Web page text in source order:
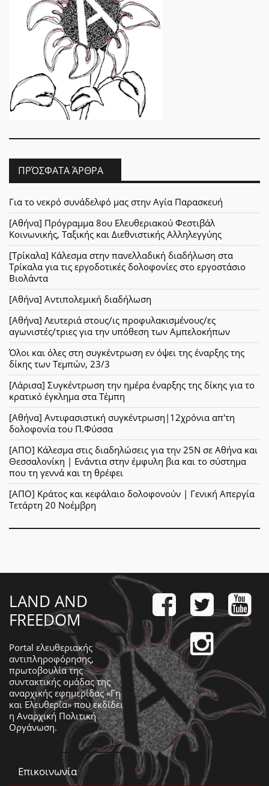
ΠΡΌΣΦΑΤΑ ΆΡΘΡΑ
Για το νεκρό συνάδελφό μας στην Αγία Παρασκευή
[Αθήνα] Πρόγραμμα 8ου Ελευθεριακού Φεστιβάλ
Κοινωνικής, Ταξικής και Διεθνιστικής Αλληλεγγύης
[Τρίκαλα] Κάλεσμα στην πανελλαδική διαδήλωση στα
Τρίκαλα για τις εργοδοτικές δολοφονίες στο εργοστάσιο
Βιολάντα
[Αθήνα] Αντιπολεμική διαδήλωση
[Αθήνα] Λευτεριά στους/ις προφυλακισμένους/ες
αγωνιστές/τριες για την υπόθεση των Αμπελοκήπων
Όλοι και όλες στη συγκέντρωση εν όψει της έναρξης της
δίκης των Τεμπών, 23/3
[Λάρισα] Συγκέντρωση την ημέρα έναρξης της δίκης για το
κρατικό έγκλημα στα Τέμπη
[Αθήνα] Αντιφασιστική συγκέντρωση|12χρόνια απ'τη
δολοφονία του Π.Φύσσα
[ΑΠΟ] Κάλεσμα στις διαδηλώσεις για την 25Ν σε Αθήνα και
Θεσσαλονίκη | Ενάντια στην έμφυλη βια και το σύστημα
που τη γεννά και τη θρέφει
[ΑΠΟ] Κράτος και κεφάλαιο δολοφονούν | Γενική Απεργία
Τετάρτη 20 Νοέμβρη
LAND AND
FREEDOM
Portal ελευθεριακής
αντιπληροφόρησης,
πρωτοβουλία της
συντακτικής ομάδας της
αναρχικής εφημερίδας «Γη
και Ελευθερία» που εκδίδει
η Αναρχική Πολιτική
Οργάνωση.
Επικοινωνία